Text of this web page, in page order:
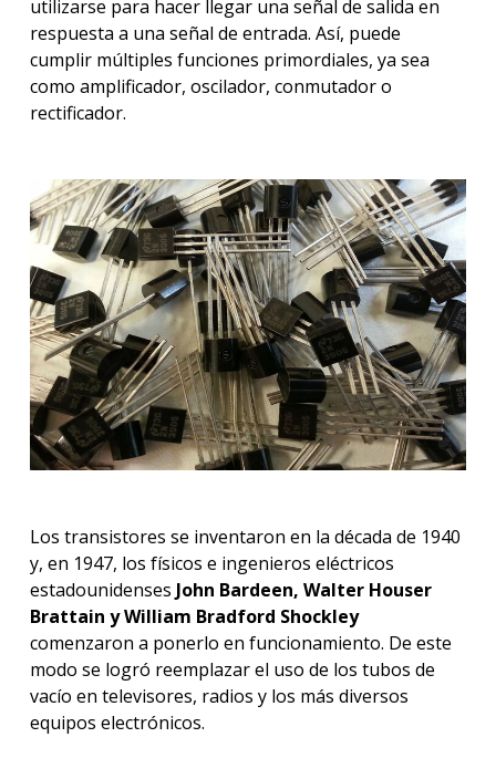
utilizarse para hacer llegar una señal de salida en
respuesta a una señal de entrada. Así, puede
cumplir múltiples funciones primordiales, ya sea
como amplificador, oscilador, conmutador o
rectificador.
Los transistores se inventaron en la década de 1940
y, en 1947, los físicos e ingenieros eléctricos
estadounidenses John Bardeen, Walter Houser
Brattain y William Bradford Shockley
comenzaron a ponerlo en funcionamiento. De este
modo se logró reemplazar el uso de los tubos de
vacío en televisores, radios y los más diversos
equipos electrónicos.